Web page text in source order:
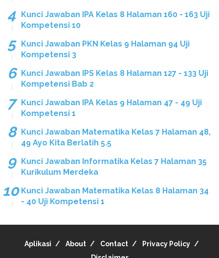
Kunci Jawaban IPA Kelas 8 Halaman 160 - 163 Uji
Kompetensi 10
Kunci Jawaban PKN Kelas 9 Halaman 94 Uji
Kompetensi 3
Kunci Jawaban IPS Kelas 8 Halaman 127 - 133 Uji
Kompetensi Bab 2
Kunci Jawaban IPA Kelas 9 Halaman 47 - 49 Uji
Kompetensi 1
Kunci Jawaban Matematika Kelas 7 Halaman 48,
49 Ayo Kita Berlatih 5.5
Kunci Jawaban Informatika Kelas 7 Halaman 35
Kurikulum Merdeka
Kunci Jawaban Matematika Kelas 8 Halaman 34
- 40 Uji Kompetensi 1
Aplikasi About Contact
Privacy Policy